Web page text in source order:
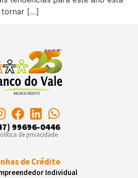
tornar […]
99696-0446
de privacidade
de Crédito
Individual